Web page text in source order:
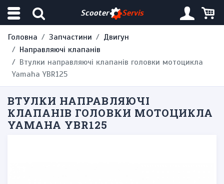
Scooter Servis
Головна Запчастини
Двигун
Направляючі клапанів
Втулки направляючі клапанів головки мотоцикла
Yamaha YBR125
ВТУЛКИ НАПРАВЛЯЮЧІ
КЛАПАНІВ ГОЛОВКИ МОТОЦИКЛА
YAMAHA YBR125